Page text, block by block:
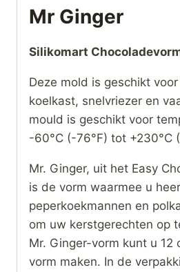
Mr Ginger
Silikomart
Deze mold is geschikt
koelkast, snelvriezer en
mould is geschikt voor
-60°C (-76°F) tot +230°C
Mr. Ginger, uit het Easy
is de vorm waarmee u
peperkoekmannen en
om uw kerstgerechten op
Mr. Ginger-vorm kunt u 12
vorm maken. In de